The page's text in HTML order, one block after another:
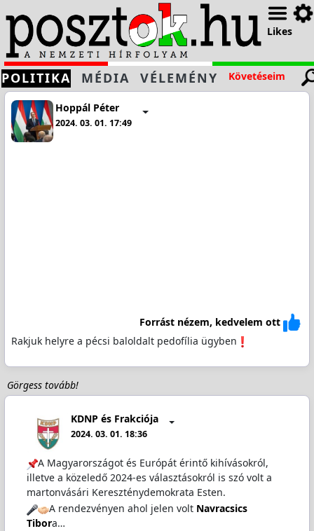
Likes
POLITIKA MÉDIA VÉLEMÉNY Követéseim
Hoppál Péter
2024. 03. 01. 17:49
Forrást nézem, kedvelem ott
Rakjuk helyre a pécsi baloldalt pedofília ügyben
Görgess tovább!
KDNP és Frakciója
2024. 03. 01. 18:36
A Magyarországot és Európát érintő kihívásokról,
illetve a közeledő 2024-es választásokról is szó volt a
martonvásári Kereszténydemokrata Esten.
A rendezvényen ahol jelen volt Navracsics
Tibora…